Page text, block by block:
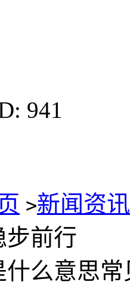
941
>新闻资
步前行
么意思